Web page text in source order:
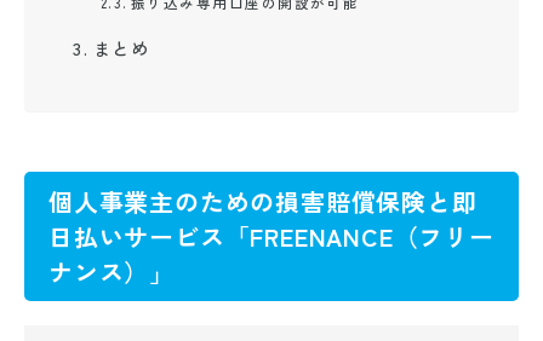
まとめ
個人事業主のための損害賠償保険と即
日払いサービス「FREENANCE（フリー
ナンス）」